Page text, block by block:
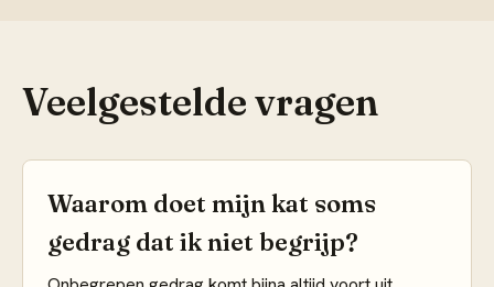
Veelgestelde vragen
Waarom doet mijn kat soms
gedrag dat ik niet begrijp?